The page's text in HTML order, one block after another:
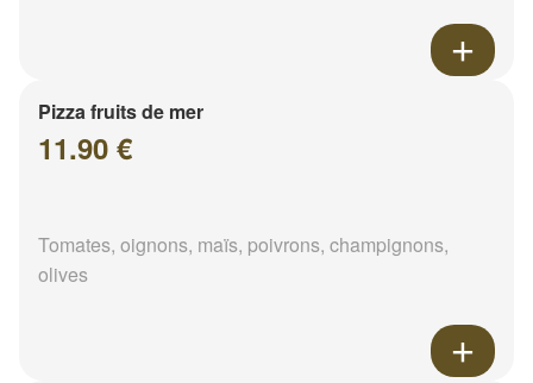
Pizza fruits de mer
11.90 €
Tomates, oignons, maïs, poivrons, champignons,
olives